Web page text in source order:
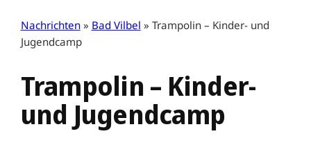
Nachrichten » Bad Vilbel » Trampolin – Kinder- und
Jugendcamp
Trampolin – Kinder-
und Jugendcamp